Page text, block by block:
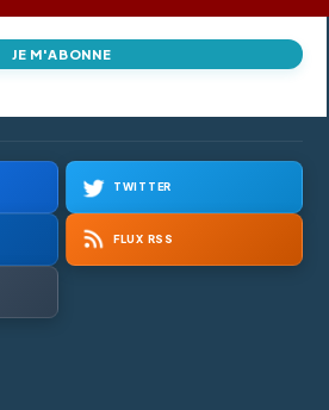
JE M'ABONNE
TWITTER
FLUX RSS